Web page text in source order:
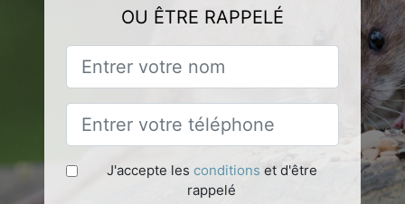
OU ÊTRE RAPPELÉ
J'accepte les conditions et d'être
rappelé